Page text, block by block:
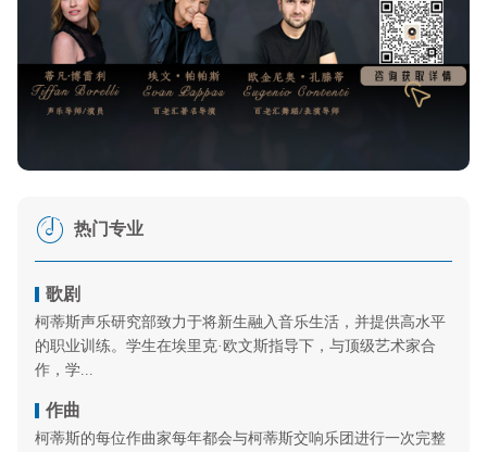
热门专业
歌剧
柯蒂斯声乐研究部致力于将新生融入音乐生活，并提供高水平
的职业训练。学生在埃里克·欧文斯指导下，与顶级艺术家合
作，学...
作曲
柯蒂斯的每位作曲家每年都会与柯蒂斯交响乐团进行一次完整